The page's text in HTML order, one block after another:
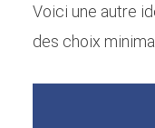
Voici une autre
des choix